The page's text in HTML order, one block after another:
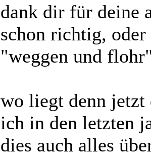
dank dir für deine
schon richtig, oder
"weggen und
wo liegt denn jetzt
ich in den letzten
dies auch alles